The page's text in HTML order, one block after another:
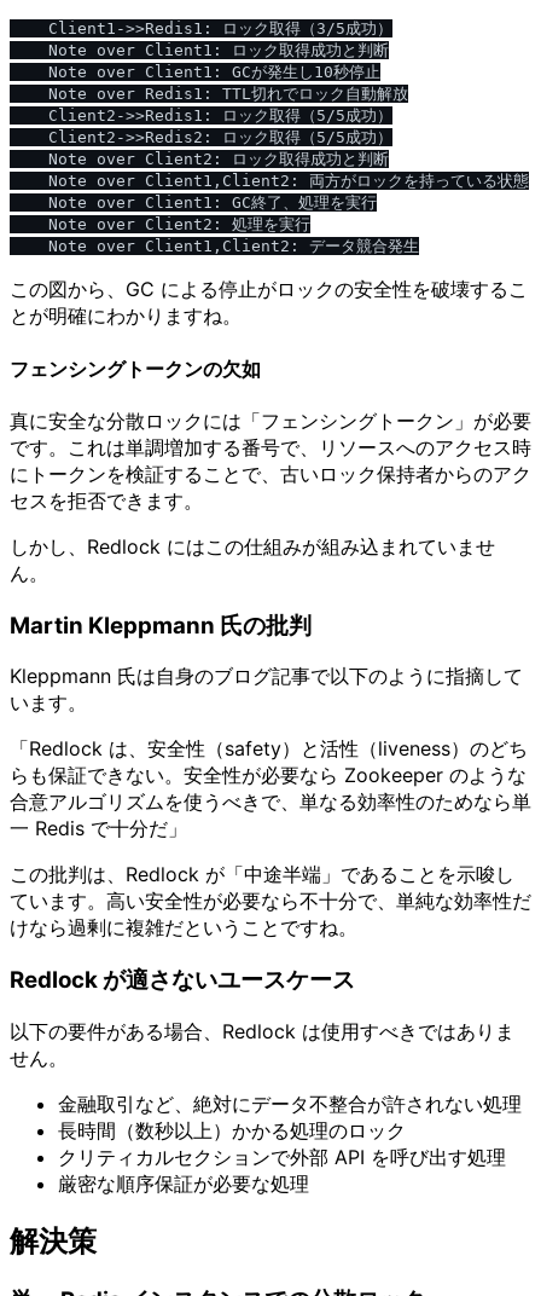
    Client1->>Redis1: ロック取得（3/5成功）
    Note over Client1: ロック取得成功と判断
    Note over Client1: GCが発生し10秒停止
    Note over Redis1: TTL切れでロック自動解放
    Client2->>Redis1: ロック取得（5/5成功）
    Client2->>Redis2: ロック取得（5/5成功）
    Note over Client2: ロック取得成功と判断
    Note over Client1,Client2: 両方がロックを持っている状態
    Note over Client1: GC終了、処理を実行
    Note over Client2: 処理を実行
この図から、GC による停止がロックの安全性を破壊するこ
とが明確にわかりますね。
フェンシングトークンの欠如
真に安全な分散ロックには「フェンシングトークン」が必要
です。これは単調増加する番号で、リソースへのアクセス時
にトークンを検証することで、古いロック保持者からのアク
セスを拒否できます。
しかし、Redlock にはこの仕組みが組み込まれていませ
ん。
Martin Kleppmann 氏の批判
Kleppmann 氏は自身のブログ記事で以下のように指摘して
います。
「Redlock は、安全性（safety）と活性（liveness）のどち
らも保証できない。安全性が必要なら Zookeeper のような
合意アルゴリズムを使うべきで、単なる効率性のためなら単
一 Redis で十分だ」
この批判は、Redlock が「中途半端」であることを示唆し
ています。高い安全性が必要なら不十分で、単純な効率性だ
けなら過剰に複雑だということですね。
Redlock が適さないユースケース
以下の要件がある場合、Redlock は使用すべきではありま
せん。
金融取引など、絶対にデータ不整合が許されない処理
長時間（数秒以上）かかる処理のロック
クリティカルセクションで外部 API を呼び出す処理
厳密な順序保証が必要な処理
解決策